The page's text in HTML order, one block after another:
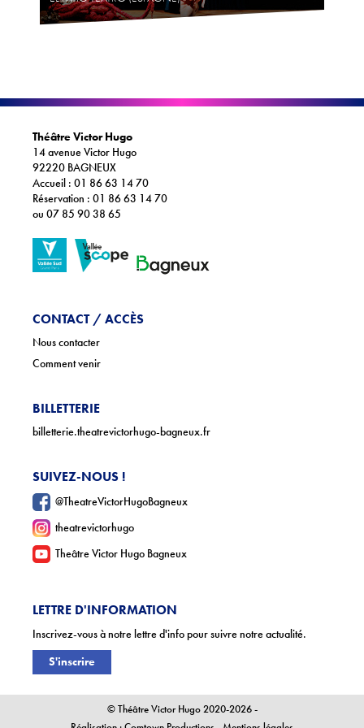
Théâtre Victor Hugo
14 avenue Victor Hugo
92220 BAGNEUX
Accueil : 01 86 63 14 70
Réservation : 01 86 63 14 70
ou 07 85 90 38 65
CONTACT / ACCÈS
Nous contacter
Comment venir
BILLETTERIE
billetterie.theatrevictorhugo-bagneux.fr
SUIVEZ-NOUS !
@TheatreVictorHugoBagneux
theatrevictorhugo
Theâtre Victor Hugo Bagneux
LETTRE D'INFORMATION
Inscrivez-vous à notre lettre d'info pour suivre notre actualité.
S'inscrire
© Théâtre Victor Hugo 2020-2026 -